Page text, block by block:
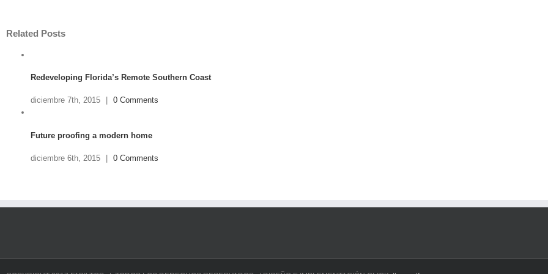
Related Posts
Redeveloping Florida’s Remote Southern Coast
diciembre 7th, 2015 0 Comments
Future proofing a modern home
diciembre 6th, 2015 0 Comments